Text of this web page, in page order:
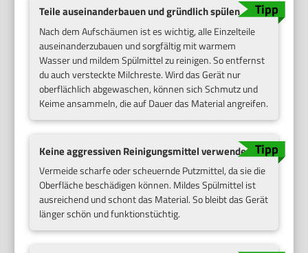
Teile auseinanderbauen und gründlich spülen
Nach dem Aufschäumen ist es wichtig, alle Einzelteile
auseinanderzubauen und sorgfältig mit warmem
Wasser und mildem Spülmittel zu reinigen. So entfernst
du auch versteckte Milchreste. Wird das Gerät nur
oberflächlich abgewaschen, können sich Schmutz und
Keime ansammeln, die auf Dauer das Material angreifen.
Keine aggressiven Reinigungsmittel verwenden
Vermeide scharfe oder scheuernde Putzmittel, da sie die
Oberfläche beschädigen können. Mildes Spülmittel ist
ausreichend und schont das Material. So bleibt das Gerät
länger schön und funktionstüchtig.